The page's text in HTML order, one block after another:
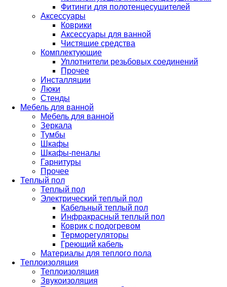
Фитинги для полотенцесушителей
Аксессуары
Коврики
Аксессуары для ванной
Чистящие средства
Комплектующие
Уплотнители резьбовых соединений
Прочее
Инсталляции
Люки
Стенды
Мебель для ванной
Мебель для ванной
Зеркала
Тумбы
Шкафы
Шкафы-пеналы
Гарнитуры
Прочее
Теплый пол
Теплый пол
Электрический теплый пол
Кабельный теплый пол
Инфракрасный теплый пол
Коврик с подогревом
Терморегуляторы
Греющий кабель
Материалы для теплого пола
Теплоизоляция
Теплоизоляция
Звукоизоляция